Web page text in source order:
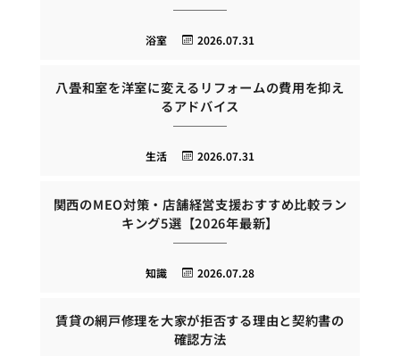
2026.07.31
浴室
八畳和室を洋室に変えるリフォームの費用を抑え
るアドバイス
2026.07.31
生活
関西のMEO対策・店舗経営支援おすすめ比較ラン
キング5選【2026年最新】
2026.07.28
知識
賃貸の網戸修理を大家が拒否する理由と契約書の
確認方法